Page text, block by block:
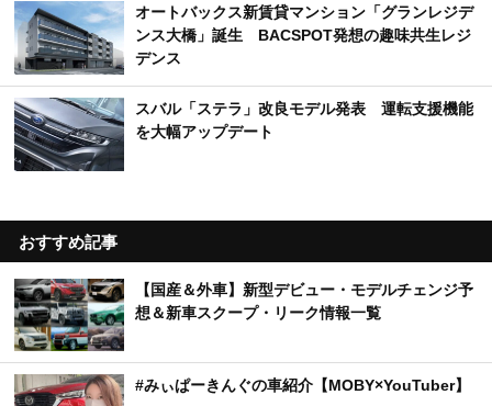
オートバックス新賃貸マンション「グランレジデ
ンス大橋」誕生 BACSPOT発想の趣味共生レジ
デンス
スバル「ステラ」改良モデル発表 運転支援機能
を大幅アップデート
おすすめ記事
【国産＆外車】新型デビュー・モデルチェンジ予
想＆新車スクープ・リーク情報一覧
#みぃぱーきんぐの車紹介【MOBY×YouTuber】